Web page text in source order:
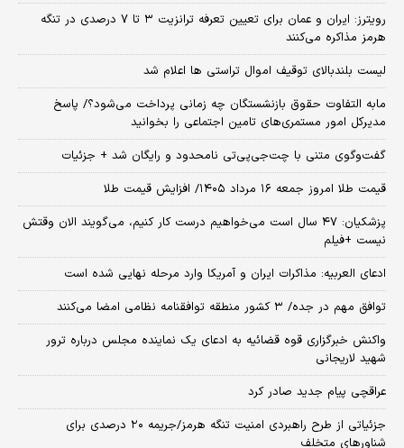
رویترز: ایران و عمان برای تعیین تعرفه ترانزیت ۳ تا ۷ درصدی در تنگه
هرمز مذاکره می‌کنند
لیست بلندبالای توقیف اموال تراستی ها اعلام شد
مابه التفاوت حقوق بازنشستگان چه زمانی پرداخت می‌شود؟/ پاسخ
مدیرکل امور مستمری‌های تامین اجتماعی را بخوانید
گفت‌وگوی متنی با چت‌جی‌پی‌تی نامحدود و رایگان شد + جزئیات
قیمت طلا امروز جمعه ۱۶ مرداد ۱۴۰۵/ افزایش قیمت طلا
پزشکیان: ۴۷ سال است می‌خواهیم درست کار کنیم، می‌گویند الان وقتش
نیست +فیلم
ادعای العربیه: مذاکرات ایران و آمریکا وارد مرحله نهایی شده است
توافق مهم در جده/ ۳ کشور منطقه توافقنامه نظامی امضا می‌کنند
واکنش خبرگزاری قوه قضائیه به ادعای یک نماینده مجلس درباره ترور
شهید لاریجانی
عراقچی پیام جدید صادر کرد
جزئیاتی از طرح راهبردی امنیت تنگه هرمز/جریمه ۲۰ درصدی برای
شناورهای متخلف